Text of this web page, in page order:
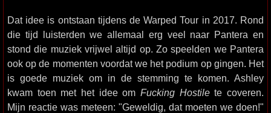
Dat idee is ontstaan tijdens de Warped Tour in 2017. Rond
die tijd luisterden we allemaal erg veel naar Pantera en
stond die muziek vrijwel altijd op. Zo speelden we Pantera
ook op de momenten voordat we het podium op gingen. Het
is goede muziek om in de stemming te komen. Ashley
kwam toen met het idee om Fucking Hostilete coveren.
Mijn reactie was meteen: "Geweldig, dat moeten we doen!"